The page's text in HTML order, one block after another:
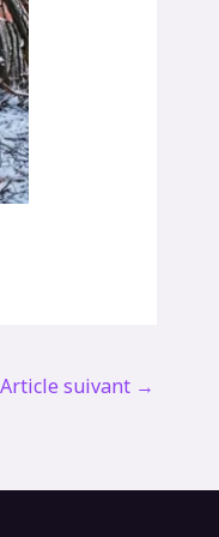
Article suivant →